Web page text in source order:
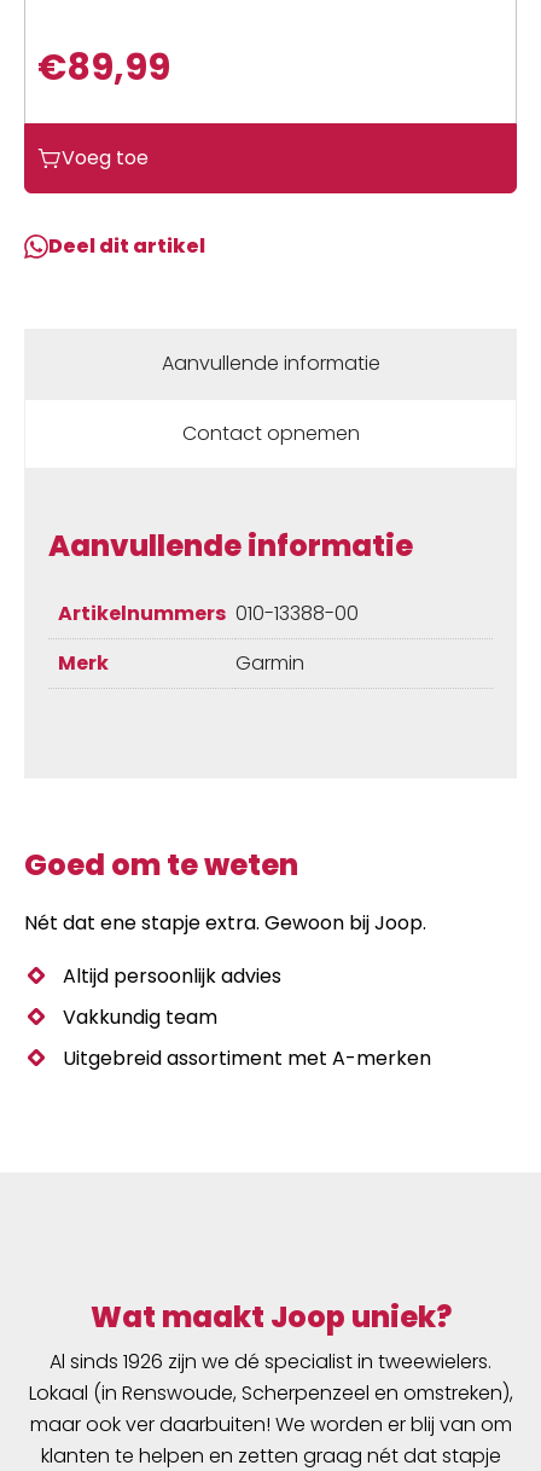
€89,99
Voeg toe
Deel dit artikel
Aanvullende informatie
Contact opnemen
Aanvullende informatie
Artikelnummers 010-13388-00
Merk
Garmin
Goed om te weten
Nét dat ene stapje extra. Gewoon bij Joop.
Altijd persoonlijk advies
Vakkundig team
Uitgebreid assortiment met A-merken
Wat maakt Joop uniek?
Al sinds 1926 zijn we dé specialist in tweewielers.
Lokaal (in Renswoude, Scherpenzeel en omstreken),
maar ook ver daarbuiten! We worden er blij van om
klanten te helpen en zetten graag nét dat stapje